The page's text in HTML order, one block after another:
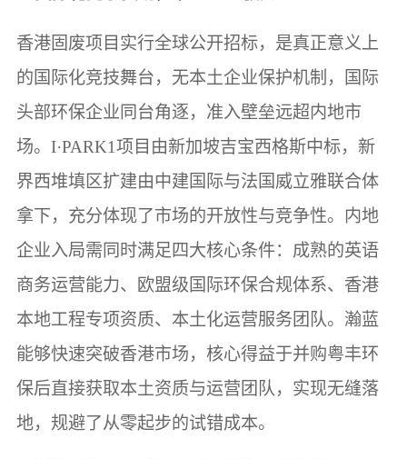
香港固废项目实行全球公开招标，是真正意义上
的国际化竞技舞台，无本土企业保护机制，国际
头部环保企业同台角逐，准入壁垒远超内地市
场。I·PARK1项目由新加坡吉宝西格斯中标，新
界西堆填区扩建由中建国际与法国威立雅联合体
拿下，充分体现了市场的开放性与竞争性。内地
企业入局需同时满足四大核心条件：成熟的英语
商务运营能力、欧盟级国际环保合规体系、香港
本地工程专项资质、本土化运营服务团队。瀚蓝
能够快速突破香港市场，核心得益于并购粤丰环
保后直接获取本土资质与运营团队，实现无缝落
地，规避了从零起步的试错成本。